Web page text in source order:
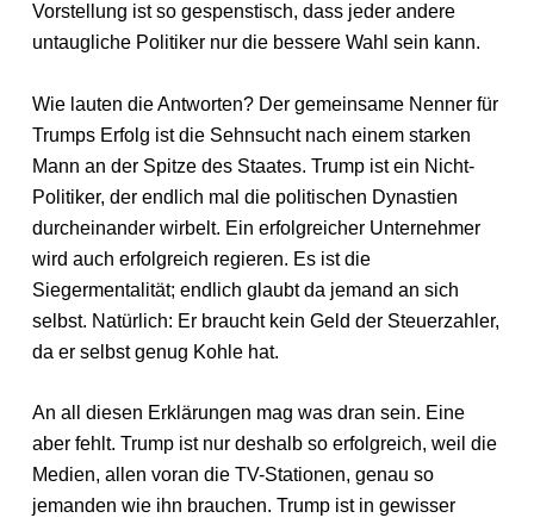
Vorstellung ist so gespenstisch, dass jeder andere
untaugliche Politiker nur die bessere Wahl sein kann.
Wie lauten die Antworten? Der gemeinsame Nenner für
Trumps Erfolg ist die Sehnsucht nach einem starken
Mann an der Spitze des Staates. Trump ist ein Nicht-
Politiker, der endlich mal die politischen Dynastien
durcheinander wirbelt. Ein erfolgreicher Unternehmer
wird auch erfolgreich regieren. Es ist die
Siegermentalität; endlich glaubt da jemand an sich
selbst. Natürlich: Er braucht kein Geld der Steuerzahler,
da er selbst genug Kohle hat.
An all diesen Erklärungen mag was dran sein. Eine
aber fehlt. Trump ist nur deshalb so erfolgreich, weil die
Medien, allen voran die TV-Stationen, genau so
jemanden wie ihn brauchen. Trump ist in gewisser